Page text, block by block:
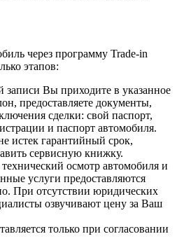
через программу Trade-in
этапов:
записи Вы приходите в указанное
предоставляете документы,
сделки: свой паспорт,
и паспорт автомобиля.
истек гарантийный срок,
сервисную книжку.
технический осмотр автомобиля и
услуги предоставляются
При отсутствии юридических
озвучивают цену за Ваш
только при согласовании